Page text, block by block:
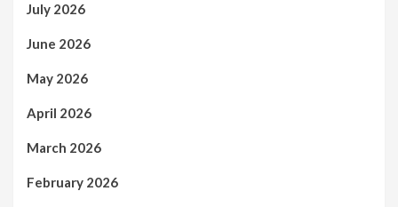
July 2026
June 2026
May 2026
April 2026
March 2026
February 2026